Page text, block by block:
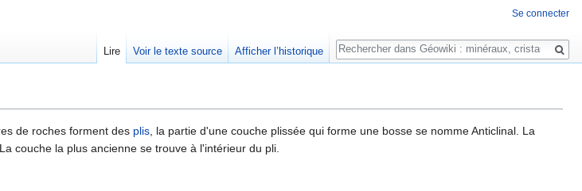
de roches forment des plis, la partie d'une couche plissée qui forme une bosse se nomme Anticlinal. La
couche la plus ancienne se trouve à l'intérieur du pli.
Se connecter
Lire Voir le texte source Afficher l’historique
Rechercher